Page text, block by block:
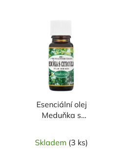
Esenciální olej
Meduňka s
Skladem (3 ks)